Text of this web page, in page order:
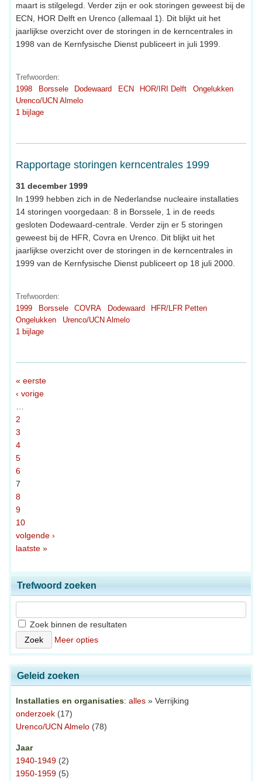
maart is stilgelegd. Verder zijn er ook storingen geweest bij de
ECN, HOR Delft en Urenco (allemaal 1). Dit blijkt uit het
jaarlijkse overzicht over de storingen in de kerncentrales in
1998 van de Kernfysische Dienst publiceert in juli 1999.
Trefwoorden:
1998
Borssele Dodewaard ECN HOR/IRI Delft
Ongelukken
Urenco/UCN Almelo
1 bijlage
Rapportage storingen kerncentrales 1999
31 december 1999
In 1999 hebben zich in de Nederlandse nucleaire installaties
14 storingen voorgedaan: 8 in Borssele, 1 in de reeds
gesloten Dodewaard-centrale. Verder zijn er 5 storingen
geweest bij de HFR, Covra en Urenco. Dit blijkt uit het
jaarlijkse overzicht over de storingen in de kerncentrales in
1999 van de Kernfysische Dienst publiceert op 18 juli 2000.
Trefwoorden:
1999
Borssele COVRA Dodewaard
HFR/LFR Petten
Ongelukken
Urenco/UCN Almelo
1 bijlage
« eerste
‹ vorige
…
2
3
4
5
6
7
8
9
10
volgende ›
laatste »
Trefwoord zoeken
Zoek binnen de resultaten
Meer opties
Geleid zoeken
Installaties en organisaties: alles » Verrijking
onderzoek (17)
Urenco/UCN Almelo (78)
Jaar
1940-1949 (2)
1950-1959 (5)